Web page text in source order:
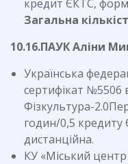
кредит ЄКТС,
Загальна
10.16.ПАУК Аліни
Українська
сертифікат №5506
Фізкультура-
годин/0,5
дистанційна.
КУ «Міський